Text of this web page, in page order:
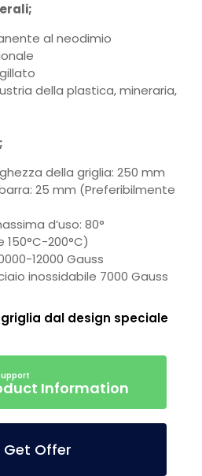
al neodimio
della plastica, mineraria,
della griglia: 250 mm
25 mm (Preferibilmente
d’uso: 80°
200°C)
12000 Gauss
inossidabile 7000 Gauss
dal design speciale
Information
Get Offer